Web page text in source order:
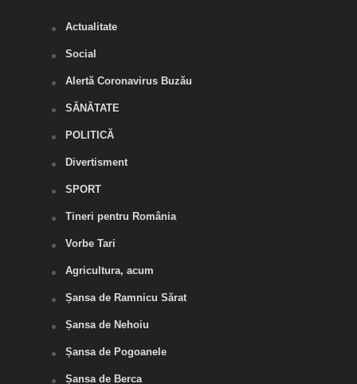
Actualitate
Social
Alertă Coronavirus Buzău
SĂNĂTATE
POLITICĂ
Divertisment
SPORT
Tineri pentru România
Vorbe Tari
Agricultura, acum
Șansa de Ramnicu Sărat
Șansa de Nehoiu
Șansa de Pogoanele
Șansa de Berca